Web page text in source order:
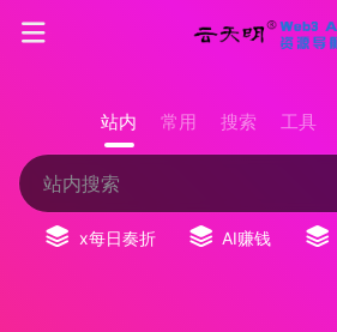
站内 常用 搜索 工具
x每日奏折 AI赚钱